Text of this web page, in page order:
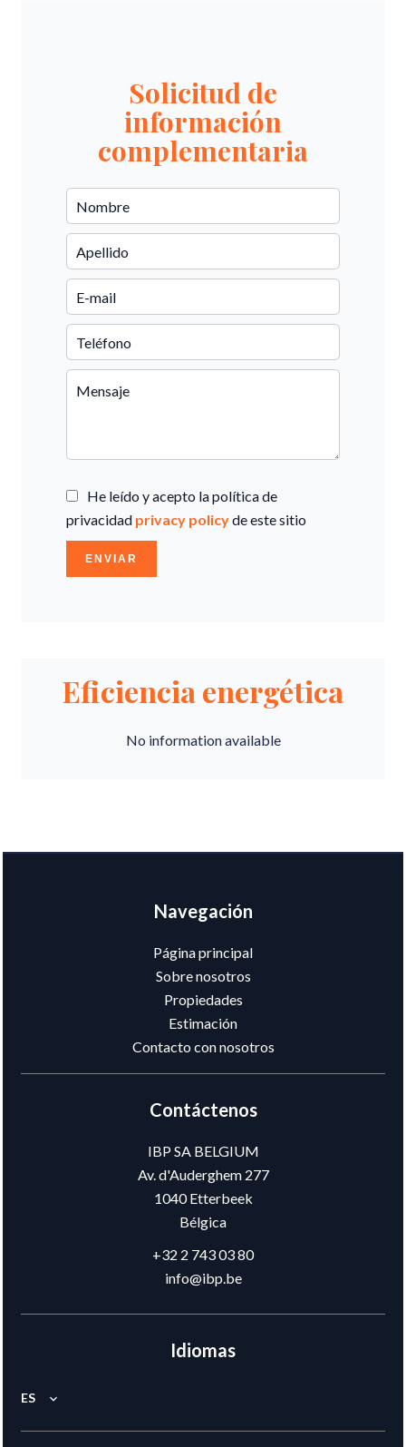
Solicitud de
información
complementaria
He leído y acepto la política de
privacidad privacy policyde este sitio
ENVIAR
Eficiencia energética
No information available
Navegación
Página principal
Sobre nosotros
Propiedades
Estimación
Contacto con nosotros
Contáctenos
IBP SA BELGIUM
Av. d'Auderghem 277
1040Etterbeek
Bélgica
+32 2 743 03 80
info@ibp.be
Idiomas
ES